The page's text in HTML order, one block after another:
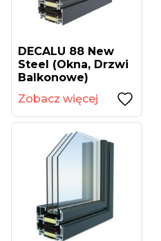
DECALU 88 New
Steel (okna, Drzwi
Balkonowe)
Zobacz więcej